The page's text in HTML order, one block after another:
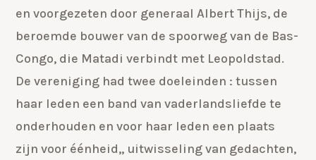
en voorgezeten door generaal Albert Thijs, de
beroemde bouwer van de spoorweg van de Bas-
Congo, die Matadi verbindt met Leopoldstad.
De vereniging had twee doeleinden : tussen
haar leden een band van vaderlandsliefde te
onderhouden en voor haar leden een plaats
zijn voor éénheid,, uitwisseling van gedachten,